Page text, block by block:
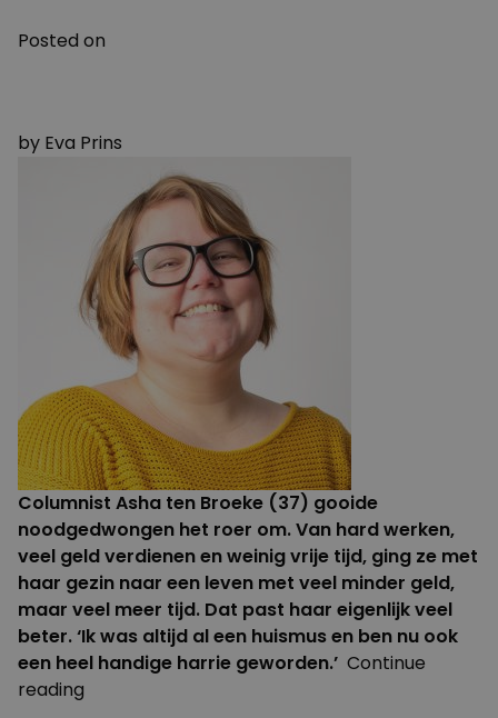
Posted on
by Eva Prins
Columnist Asha ten Broeke (37) gooide
noodgedwongen het roer om. Van hard werken,
veel geld verdienen en weinig vrije tijd, ging ze met
haar gezin naar een leven met veel minder geld,
maar veel meer tijd. Dat past haar eigenlijk veel
beter. ‘Ik was altijd al een huismus en ben nu ook
een heel handige harrie geworden.’ Continue
reading